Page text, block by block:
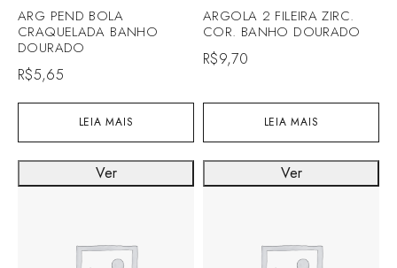
LEIA MAIS
ARG PEND BOLA
CRAQUELADA BANHO
DOURADO
R$5,65
LEIA MAIS
ARGOLA 2 FILEIRA ZIRC.
COR. BANHO DOURADO
R$9,70
Ver Ver